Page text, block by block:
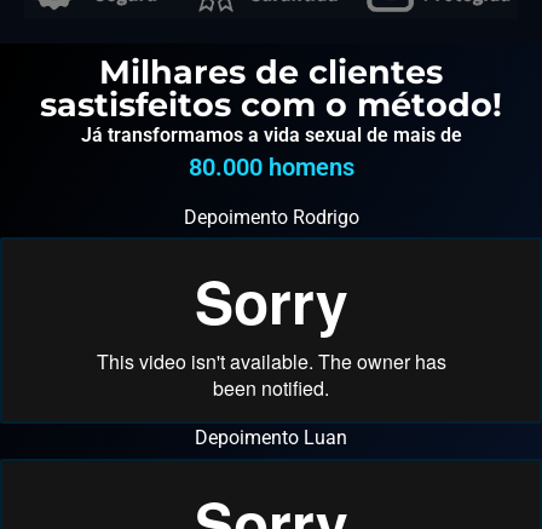
Milhares de clientes
sastisfeitos com o método!
Já transformamos a vida sexual de mais de
80.000 homens
Depoimento Rodrigo
Depoimento Luan